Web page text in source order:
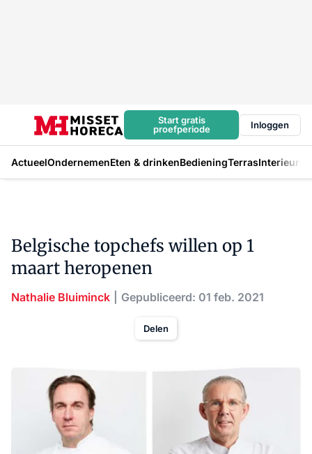
Start gratis
proefperiode
Inloggen
ActueelOndernemenEten & drinkenBedieningTerrasInterieur
Belgische topchefs willen op 1
maart heropenen
Nathalie Bluiminck Gepubliceerd: 01 feb. 2021
Delen